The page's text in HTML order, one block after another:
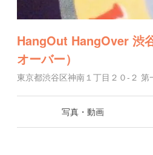
HangOut HangOver 渋
オーバー）
東京都渋谷区神南１丁目２０-２ 第
写真・動画